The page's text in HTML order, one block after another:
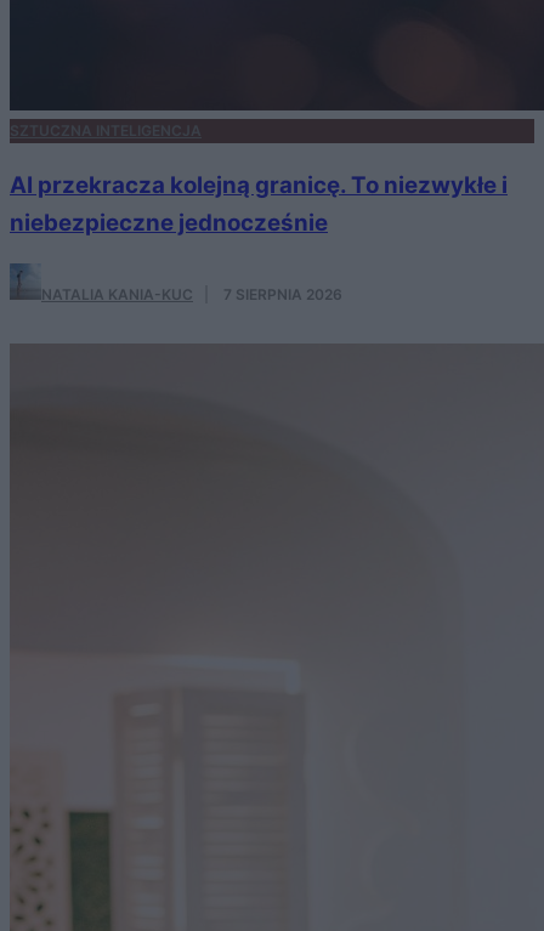
SZTUCZNA INTELIGENCJA
AI przekracza kolejną granicę. To niezwykłe i
niebezpieczne jednocześnie
NATALIA KANIA-KUC 7 SIERPNIA 2026